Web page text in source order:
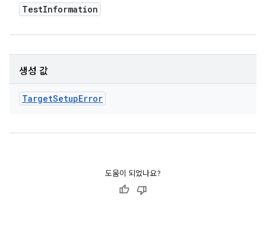
TestInformation
생성 값
TargetSetupError
도움이 되었나요?